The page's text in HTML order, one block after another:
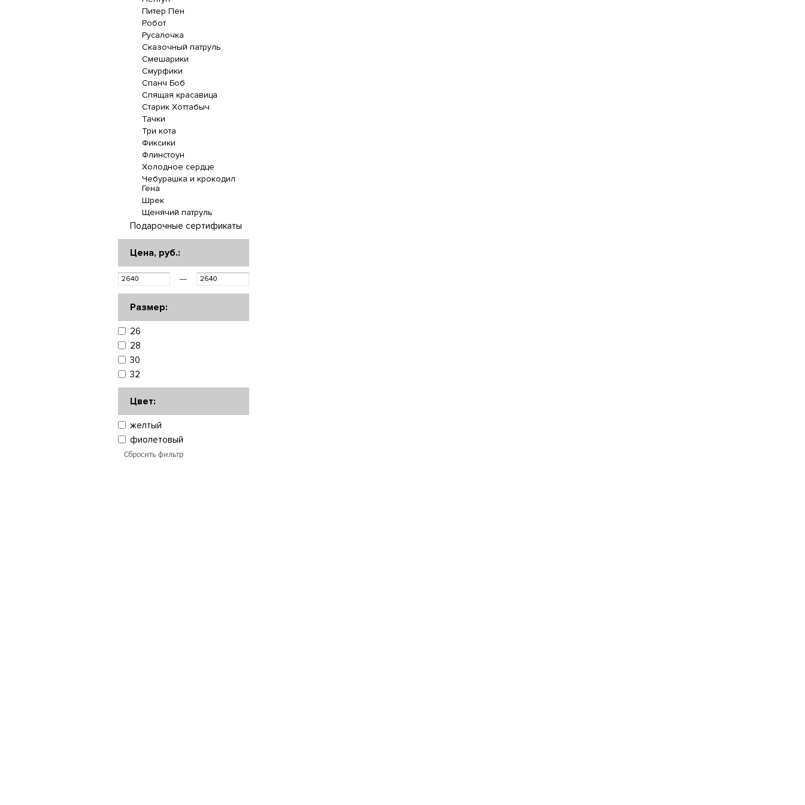
Питер Пен
Робот
Русалочка
Сказочный патруль
Смешарики
Смурфики
Спанч Боб
Спящая красавица
Старик Хоттабыч
Тачки
Три кота
Фиксики
Флинстоун
Холодное сердце
Чебурашка и крокодил
Гена
Шрек
Щенячий патруль
Подарочные сертификаты
Цена, руб.:
—
Размер:
26
28
30
32
Цвет:
желтый
фиолетовый
Сбросить фильтр